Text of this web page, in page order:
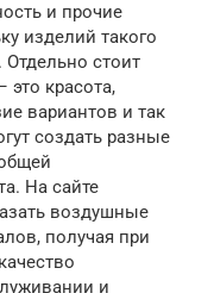
и прочие
изделий такого
стоит
красота,
вариантов и так
создать разные
На сайте
воздушные
получая при
и